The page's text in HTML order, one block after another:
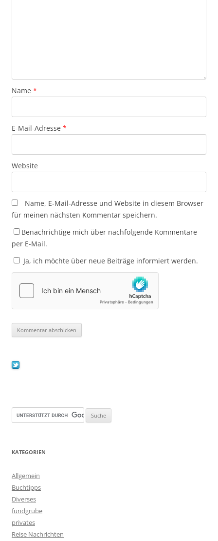
Name *
E-Mail-Adresse *
Website
Name, E-Mail-Adresse und Website in diesem Browser
für meinen nächsten Kommentar speichern.
Benachrichtige mich über nachfolgende Kommentare
per E-Mail.
Ja, ich möchte über neue Beiträge informiert werden.
KATEGORIEN
Allgemein
Buchtipps
Diverses
fundgrube
privates
Reise Nachrichten